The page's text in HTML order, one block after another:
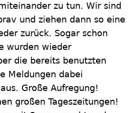
zu tun. Wir sind
und ziehen dann so eine
zurück. Sogar schon
wurden wieder
die bereits benutzten
Meldungen dabei
Große Aufregung!
großen Tageszeitungen!